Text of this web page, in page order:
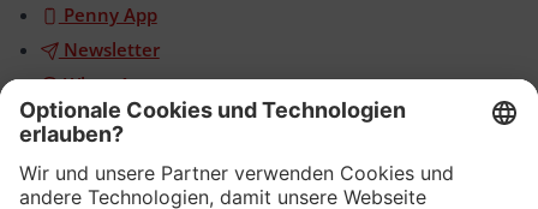
Penny App
Newsletter
WhatsApp
App